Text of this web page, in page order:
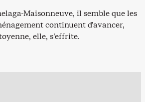
Maisonneuve, il semble que les
continuent d’avancer,
elle, s’effrite.